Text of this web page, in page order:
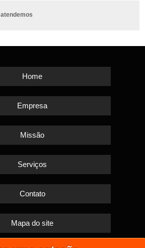
Home
Empresa
Missão
Serviços
Contato
Mapa do site